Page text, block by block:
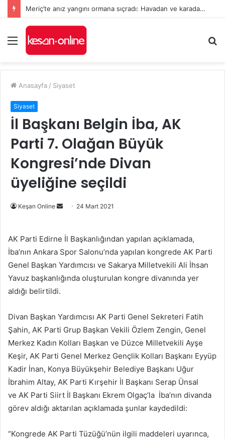
Meriç’te anız yangını ormana sıçradı: Havadan ve karadan müdahale sürüyor
Menü
...
Anasayfa / Siyaset
Siyaset
İl Başkanı Belgin İba, AK
Parti 7. Olağan Büyük
Kongresi’nde Divan
üyeliğine seçildi
Keşan Online
Bir
göndermek
24 Mart 2021
AK Parti Edirne İl Başkanlığından yapılan açıklamada,
İba’nın Ankara Spor Salonu’nda yapılan kongrede AK Parti
Genel Başkan Yardımcısı ve Sakarya Milletvekili Ali İhsan
Yavuz başkanlığında oluşturulan kongre divanında yer
aldığı belirtildi.
Divan Başkan Yardımcısı AK Parti Genel Sekreteri Fatih
Şahin, AK Parti Grup Başkan Vekili Özlem Zengin, Genel
Merkez Kadın Kolları Başkan ve Düzce Milletvekili Ayşe
Keşir, AK Parti Genel Merkez Gençlik Kolları Başkanı Eyyüp
Kadir İnan, Konya Büyükşehir Belediye Başkanı Uğur
İbrahim Altay, AK Parti Kırşehir İl Başkanı Serap Ünsal
ve AK Parti Siirt İl Başkanı Ekrem Olgaç’la İba’nın divanda
görev aldığı aktarılan açıklamada şunlar kaydedildi:
“Kongrede AK Parti Tüzüğü’nün ilgili maddeleri uyarınca,